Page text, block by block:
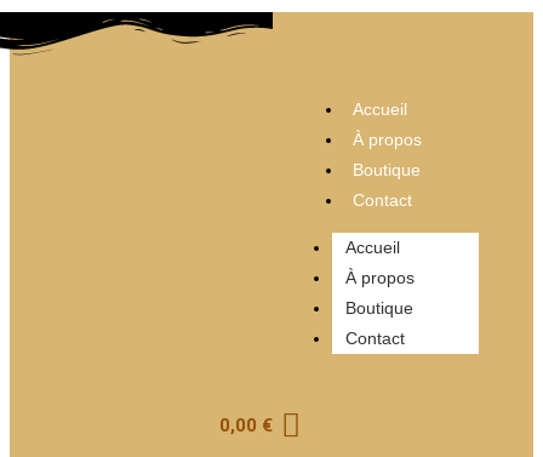
Accueil
À propos
Boutique
Contact
Accueil
À propos
Boutique
Contact
0,00 €